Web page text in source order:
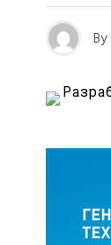
By